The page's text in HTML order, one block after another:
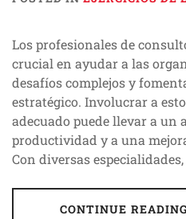
Los profesionales de
crucial en ayudar a las
desafíos complejos y
estratégico. Involucrar a
adecuado puede llevar a un
productividad y a una
Con diversas especialidades,
CONTINUE READING